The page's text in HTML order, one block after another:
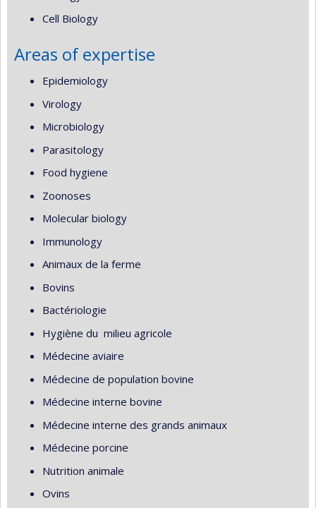
Cell Biology
Areas of expertise
Epidemiology
Virology
Microbiology
Parasitology
Food hygiene
Zoonoses
Molecular biology
Immunology
Animaux de la ferme
Bovins
Bactériologie
Hygiène du milieu agricole
Médecine aviaire
Médecine de population bovine
Médecine interne bovine
Médecine interne des grands animaux
Médecine porcine
Nutrition animale
Ovins